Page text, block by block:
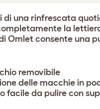
di una rinfrescata
la
Omlet consente una
removibile
delle macchie in
facile da pulire con